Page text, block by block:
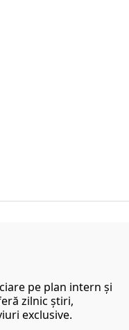
pe plan intern şi
zilnic ştiri,
exclusive.